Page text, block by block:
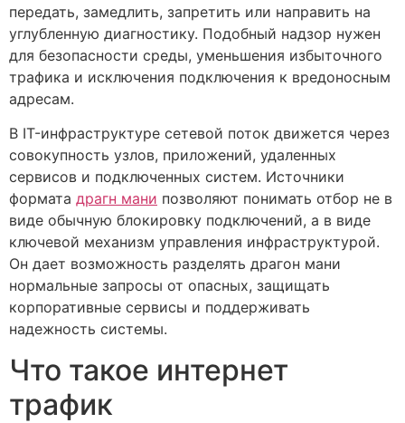
передать, замедлить, запретить или направить на
углубленную диагностику. Подобный надзор нужен
для безопасности среды, уменьшения избыточного
трафика и исключения подключения к вредоносным
адресам.
В IT-инфраструктуре сетевой поток движется через
совокупность узлов, приложений, удаленных
сервисов и подключенных систем. Источники
формата драгн мани позволяют понимать отбор не в
виде обычную блокировку подключений, а в виде
ключевой механизм управления инфраструктурой.
Он дает возможность разделять драгон мани
нормальные запросы от опасных, защищать
корпоративные сервисы и поддерживать
надежность системы.
Что такое интернет
трафик